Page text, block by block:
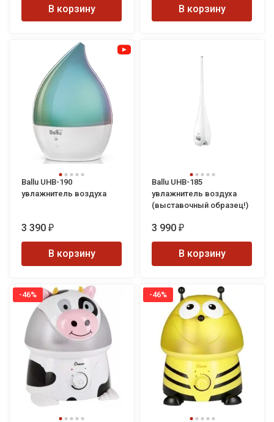
В корзину В корзину
Ballu UHB-190
увлажнитель воздуха
3 390 ₽
В корзину
Ballu UHB-185
увлажнитель воздуха
(выставочный образец!)
3 990 ₽
В корзину
-46% -46%